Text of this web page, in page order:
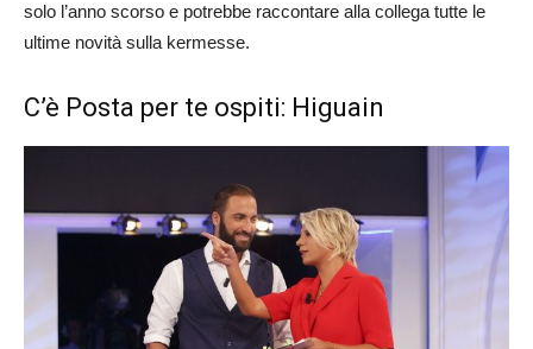
solo l’anno scorso e potrebbe raccontare alla collega tutte le
ultime novità sulla kermesse.
C’è Posta per te ospiti: Higuain